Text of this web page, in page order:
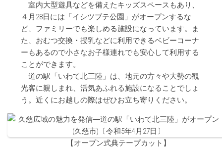
室内大型遊具などを備えたキッズスペースもあり、
４月28日には「イシツブテ公園」がオープンするな
ど、ファミリーでも楽しめる施設になっています。ま
た、おむつ交換・授乳などに利用できるベビーコーナ
ーもあるので小さなお子様連れでも安心して利用する
ことができます。
道の駅「いわて北三陸」は、地元の方々や大勢の観
光客に親しまれ、活気あふれる施設になることでしょ
う。近くにお越しの際はぜひお立ち寄りください。
【オープン式典テープカット】